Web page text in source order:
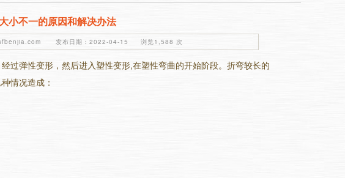
小不一的原因和解决办法
发布日期：2022-04-15 浏览1,588 次
过弹性变形，然后进入塑性变形,在塑性弯曲的开始阶段。折弯较长的
情况造成：